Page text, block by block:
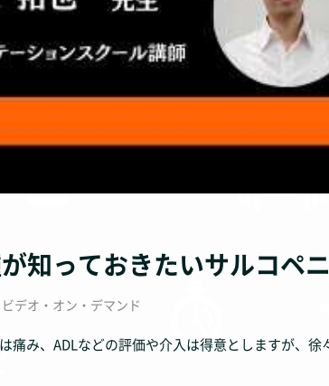
知っておきたいサルコペ
デオ・オン・デマンド
痛み、ADLなどの評価や介入は得意としますが、